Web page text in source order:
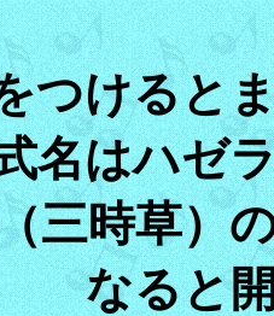
つけると
名はハゼ
三時草）
なると